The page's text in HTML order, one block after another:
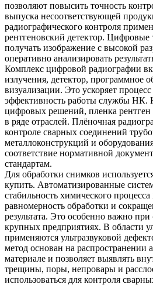
позволяют повысить точность
выпуска несоответствующей
радиографического контроля
рентгеновский детектор. Цифровые
получать изображение с высокой
оперативно анализировать
Комплекс цифровой радиографии
излучения, детектор, программное
визуализации. Это ускоряет
эффективность работы службы НК.
цифровых решений, пленка рентген
в ряде отраслей. Плёночная
контроле сварных соединений
металлоконструкций и
соответствие нормативной
стандартам.
Для обработки снимков
купить. Автоматизированные
стабильность химического
равномерность обработки и
результата. Это особенно важно
крупных предприятиях. В области
применяются ультразвуковой
метод основан на распространении
материале и позволяет выявлять
трещины, поры, непровары и
использоваться для контроля